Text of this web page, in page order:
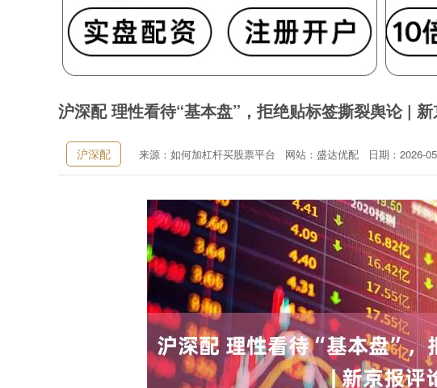
沪深配 理性看待“基本盘”，拒绝贴标签撕裂舆论 |
沪深配 来源：如何加杠杆买股票平台 网站：盛达优配 日期：2026-